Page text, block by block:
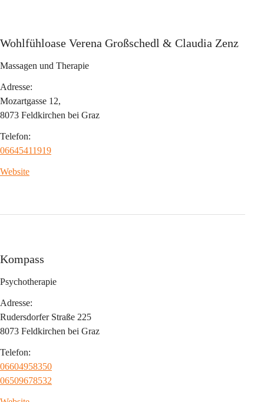
Wohlfühloase Verena Großschedl & Claudia Zenz
Massagen und Therapie
Adresse:
Mozartgasse 12,
8073 Feldkirchen bei Graz
Telefon:
06645411919
Website
Kompass
Psychotherapie
Adresse:
Rudersdorfer Straße 225
8073 Feldkirchen bei Graz
Telefon:
06604958350
06509678532